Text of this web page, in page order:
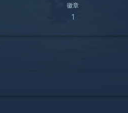
徽章
1